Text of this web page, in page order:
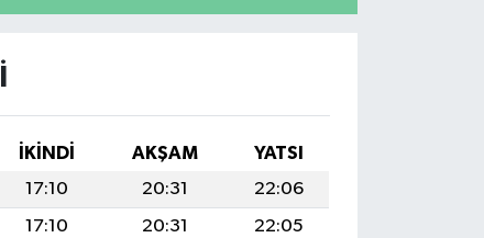
İKINDI AKŞAM
YATSI
17:10 20:31
22:06
17:10 20:31
22:05